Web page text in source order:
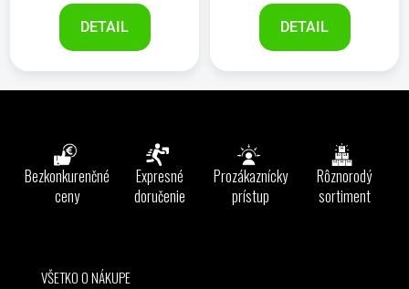
DETAIL DETAIL
Bezkonkurenčné
ceny
Expresné
doručenie
Prozákaznícky
prístup
Rôznorodý
sortiment
VŠETKO O NÁKUPE